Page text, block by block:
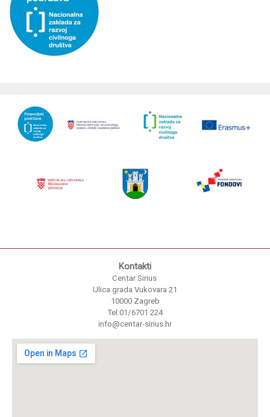
Kontakti
Centar Sirius
Ulica grada Vukovara 21
10000 Zagreb
Tel:01/6701 224
info@centar-sirius.hr